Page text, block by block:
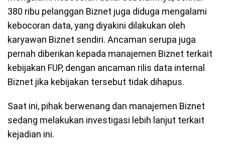
380 ribu pelanggan Biznet juga diduga mengalami
kebocoran data, yang diyakini dilakukan oleh
karyawan Biznet sendiri. Ancaman serupa juga
pernah diberikan kepada manajemen Biznet terkait
kebijakan FUP, dengan ancaman rilis data internal
Biznet jika kebijakan tersebut tidak dihapus.
Saat ini, pihak berwenang dan manajemen Biznet
sedang melakukan investigasi lebih lanjut terkait
kejadian ini.